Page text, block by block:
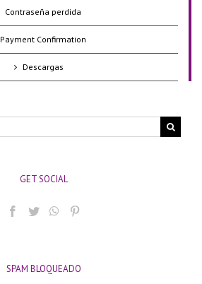
Contraseña perdida
Payment Confirmation
Descargas
GET SOCIAL
SPAM BLOQUEADO